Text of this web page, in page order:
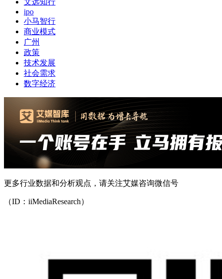
文远知行
ipo
小马智行
商业模式
广州
政策
技术发展
社会需求
数字经济
更多行业数据和分析观点，请关注艾媒咨询微信号
（ID：iiMediaResearch）